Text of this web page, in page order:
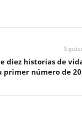
diez historias de
primer número de